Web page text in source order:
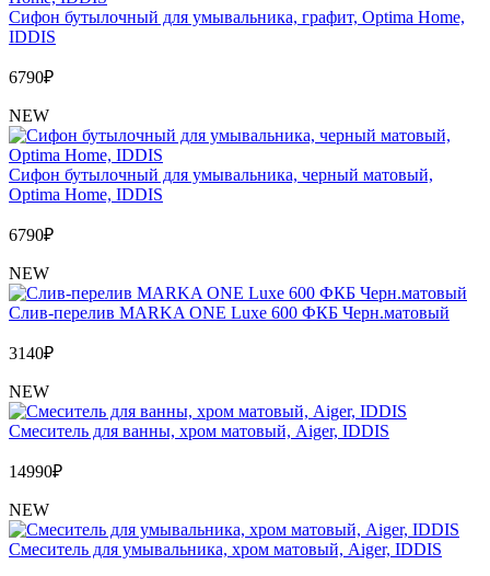
Сифон бутылочный для умывальника, графит, Optima Home,
IDDIS
6790₽
NEW
Сифон бутылочный для умывальника, черный матовый,
Optima Home, IDDIS
6790₽
NEW
Слив-перелив MARKA ONE Luxe 600 ФКБ Черн.матовый
3140₽
NEW
Cмеситель для ванны, хром матовый, Aiger, IDDIS
14990₽
NEW
Cмеситель для умывальника, хром матовый, Aiger, IDDIS